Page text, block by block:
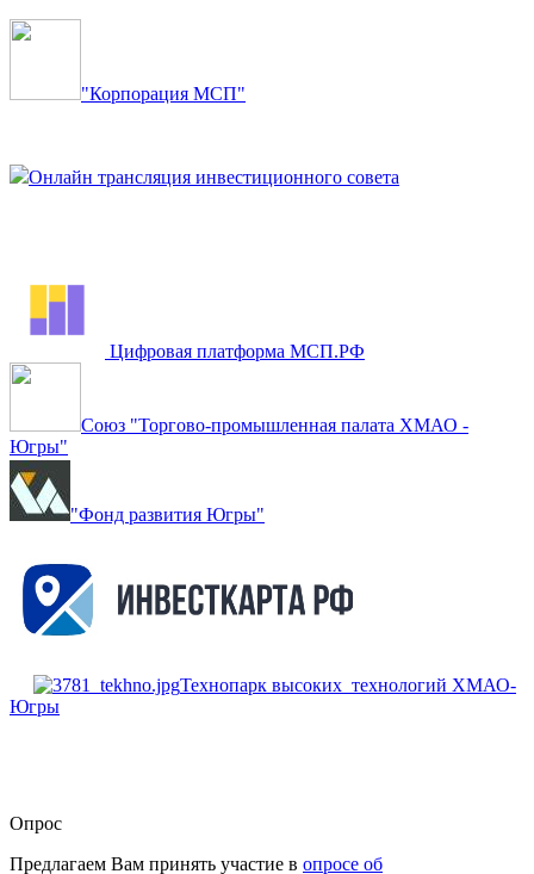
"Корпорация МСП"
Онлайн трансляция инвестиционного совета
Цифровая платформа МСП.РФ
Союз "Торгово-промышленная палата ХМАО -
Югры"
"Фонд развития Югры"
Технопарк высоких технологий ХМАО-
Югры
Опрос
Предлагаем Вам принять участие в опросе об